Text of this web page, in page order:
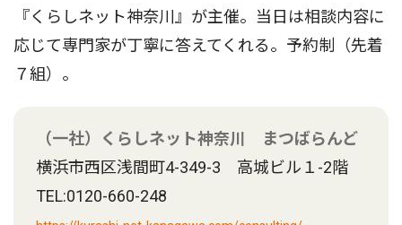
『くらしネット神奈川』が主催。当日は相談内容に
応じて専門家が丁寧に答えてくれる。予約制（先着
７組）。
（一社）くらしネット神奈川 まつばらんど
横浜市西区浅間町4-349-3 高城ビル１-2階
TEL:0120-660-248